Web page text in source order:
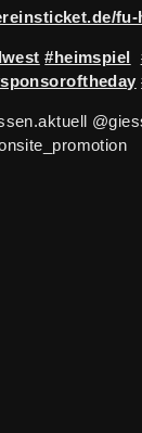
fu-
#heimspiel